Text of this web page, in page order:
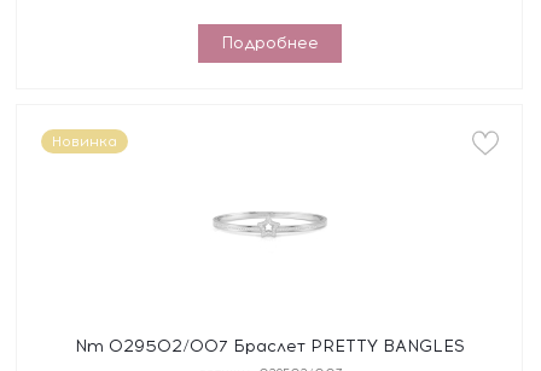
Подробнее
Новинка
Nm 029502/007 Браслет PRETTY BANGLES